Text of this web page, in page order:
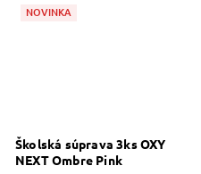
NOVINKA
Školská súprava 3ks OXY
NEXT Ombre Pink